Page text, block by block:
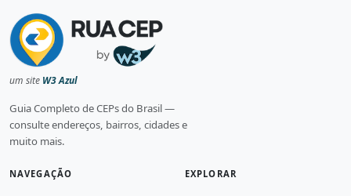
um site W3 Azul
Guia Completo de CEPs do Brasil —
consulte endereços, bairros, cidades e
muito mais.
NAVEGAÇÃO EXPLORAR